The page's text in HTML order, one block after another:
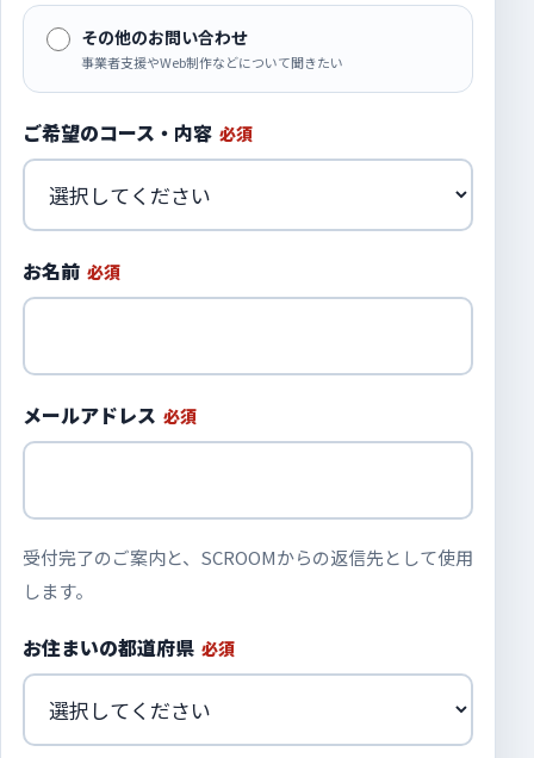
その他のお問い合わせ
事業者支援やWeb制作などについて聞きたい
ご希望のコース・内容 必須
お名前 必須
メールアドレス 必須
受付完了のご案内と、SCROOMからの返信先として使用
します。
お住まいの都道府県 必須